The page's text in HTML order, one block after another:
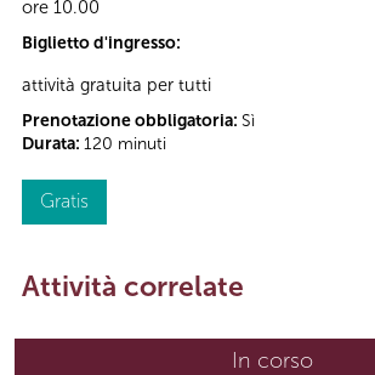
ore 10.00
Biglietto d'ingresso:
attività gratuita per tutti
Prenotazione obbligatoria: Sì
Durata: 120 minuti
Gratis
Attività correlate
In corso